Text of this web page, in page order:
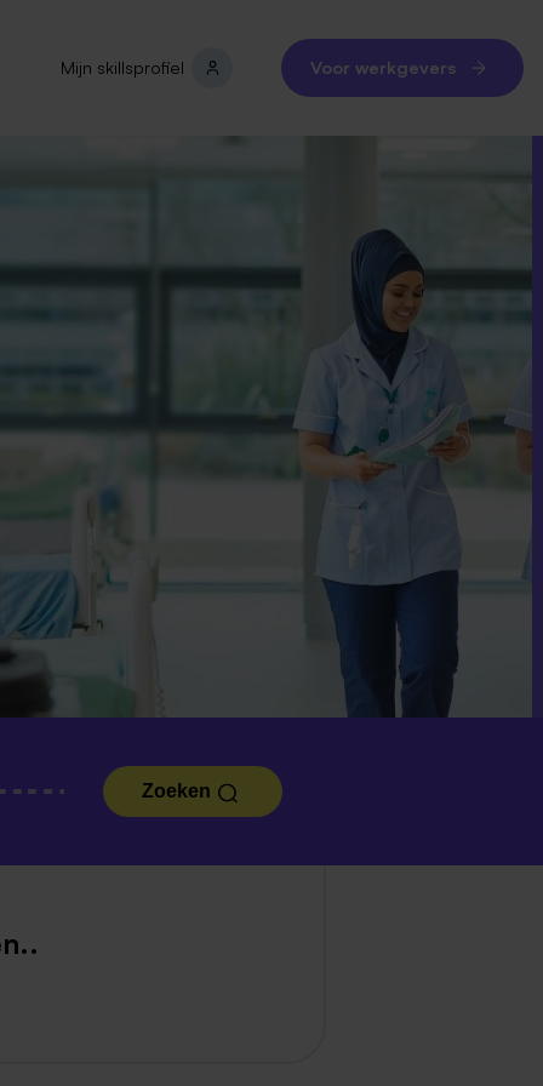
Mijn skillsprofiel Voor werkgevers
Zoeken